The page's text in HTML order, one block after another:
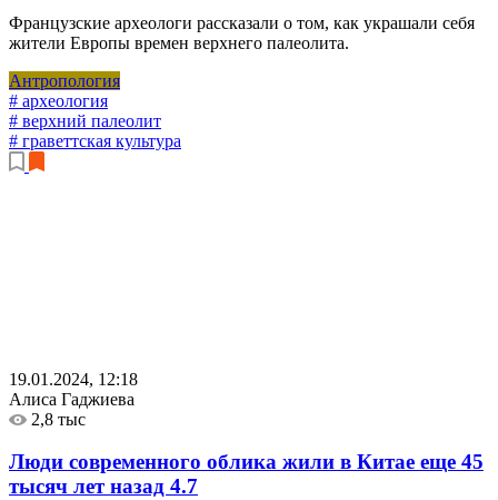
Французские археологи рассказали о том, как украшали себя
жители Европы времен верхнего палеолита.
Антропология
# археология
# верхний палеолит
# граветтская культура
19.01.2024, 12:18
Алиса Гаджиева
2,8 тыс
Люди современного облика жили в Китае еще 45
тысяч лет назад 4.7